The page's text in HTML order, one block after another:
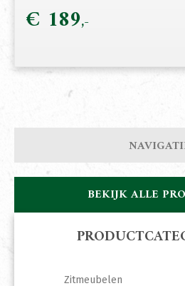
€ 189
BEKIJK ALLE
Zitmeubelen